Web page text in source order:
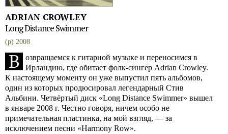
ADRIAN CROWLEY
Long Distance Swimmer
(p) 2008
В
озвращаемся к гитарной музыке и переносимся в
Ирландию, где обитает фолк-сингер Adrian Crowley.
К настоящему моменту он уже выпустил пять альбомов,
один из которых продюсировал легендарный Стив
Альбини. Четвёртый диск «Long Distance Swimmer» вышел
в январе 2008 г. Честно говоря, ничем особо не
примечательная пластинка, на мой взгляд, — за
исключением песни «Harmony Row».